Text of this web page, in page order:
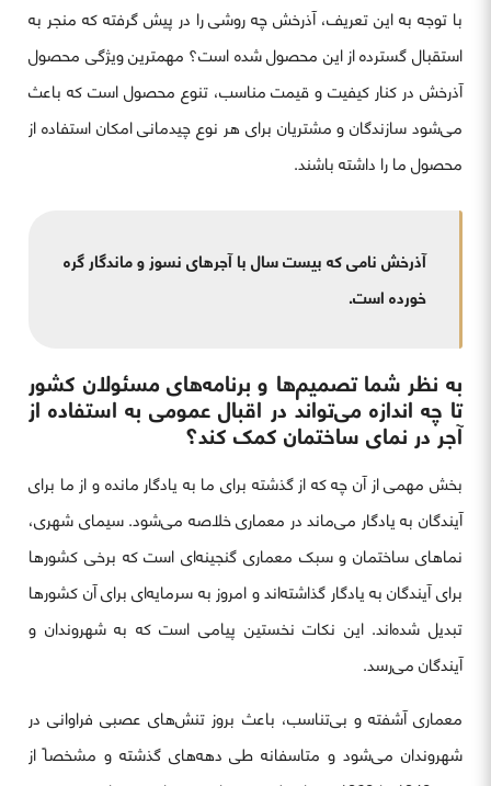
با توجه به این تعریف، آذرخش چه روشی را در پیش گرفته که منجر به
استقبال گسترده از این محصول شده است؟ مهمترین ویژگی محصول
آذرخش در کنار کیفیت و قیمت مناسب، تنوع محصول است که باعث
می‌شود سازندگان و مشتریان برای هر نوع چیدمانی امکان استفاده از
محصول ما را داشته باشند.
آذرخش نامی که بیست سال با آجرهای نسوز و ماندگار گره
خورده است.
به نظر شما تصمیم‌ها و برنامه‌های مسئولان کشور
تا چه اندازه می‌تواند در اقبال عمومی به استفاده از
آجر در نمای ساختمان کمک کند؟
بخش مهمی از آن چه که از گذشته برای ما به یادگار مانده و از ما برای
آیندگان به یادگار می‌ماند در معماری خلاصه می‌شود. سیمای شهری،
نماهای ساختمان و سبک معماری گنجینه‌ای است که برخی کشورها
برای آیندگان به یادگار گذاشته‌اند و امروز به سرمایه‌ای برای آن کشورها
تبدیل شده‌اند. این نکات نخستین پیامی است که به شهروندان و
آیندگان می‌رسد.
معماری آشفته و بی‌تناسب، باعث بروز تنش‌های عصبی فراوانی در
شهروندان می‌شود و متاسفانه طی دهه‌های گذشته و مشخصاً از